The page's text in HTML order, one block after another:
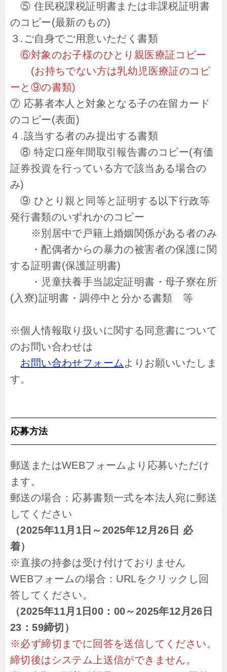
⑤ 住民税課税証明書または非課税証明書
のコピー(最新のもの)
３.ご自身でご用意いただく書類
⑥対象のお子様のひとり親医療証コピー
(お持ちでない方は乳幼児医療証のコピ
ーと⑨の書類)
⑦ 応募者本人と対象となる子の在留カード
のコピー(表面)
４.該当する者のみ提出する書類
⑧ 特定口座年間取引報告書のコピー(有価
証券投資を行っている方で該当ある場合の
み)
⑨ ひとり親と同等と証明する以下行政等
発行書類のいずれかのコピー
※別居中で戸籍上婚姻関係がある者のみ
・配偶者からの暴力の被害者の保護に関
する証明書(保護証明書)
・児童扶養手当認定証明書・母子寮在所
(入寮)証明書・調停中と分かる書類 等
※個人情報取り扱いに関する同意書について
のお問い合わせは
お問い合わせフォーム よりお願いいたしま
す。
応募方法
郵送またはWEBフォームより応募いただけ
ます。
郵送の場合：応募書類一式を本法人宛に郵送
してください
（2025年11月1日～2025年12月26日 必
着）
※直接の持参は受け付けておりません
WEBフォームの場合：URLをクリックし回
答してください。
（2025年11月1日00：00～2025年12月26日
23：59締切）
※必ず締切までに回答を送信してください。
締切後はシステム上送信ができません。